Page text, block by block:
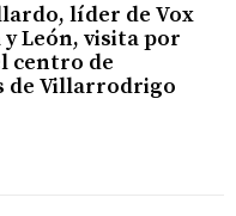
líder de Vox
León, visita por
centro de
de Villarrodrigo